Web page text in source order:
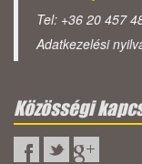
Tel: +36 20 457
Adatkezelési
Közösségi